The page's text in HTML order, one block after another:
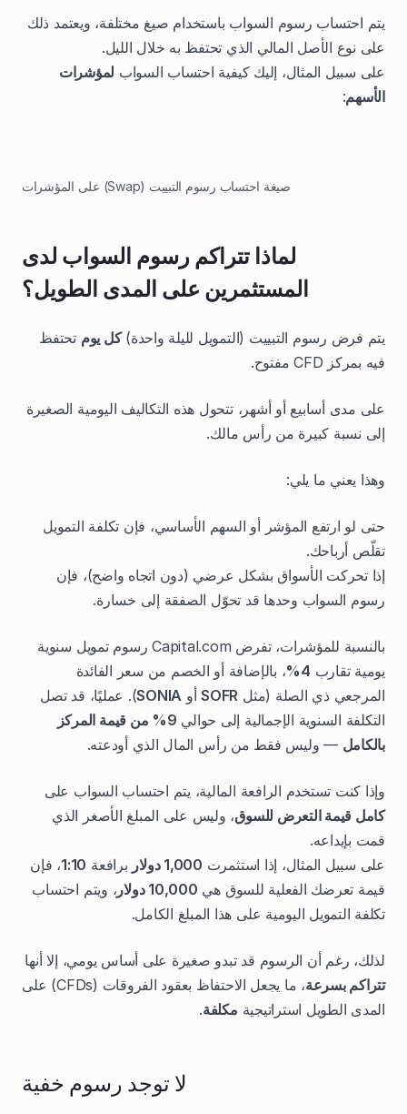
يتم احتساب رسوم السواب باستخدام صيغ مختلفة، ويعتمد ذلك
على نوع الأصل المالي الذي تحتفظ به خلال الليل.
على سبيل المثال، إليك كيفية احتساب السواب لمؤشرات
الأسهم:
صيغة احتساب رسوم التبييت (Swap) على المؤشرات
لماذا تتراكم رسوم السواب لدى
المستثمرين على المدى الطويل؟
يتم فرض رسوم التبييت (التمويل لليلة واحدة)كل يوم تحتفظ
فيه بمركز CFD مفتوح.
على مدى أسابيع أو أشهر، تتحول هذه التكاليف اليومية الصغيرة
إلى نسبة كبيرة من رأس مالك.
وهذا يعني ما يلي:
حتى لو ارتفع المؤشر أو السهم الأساسي، فإن تكلفة التمويل
تقلّص أرباحك.
إذا تحركت الأسواق بشكل عرضي (دون اتجاه واضح)، فإن
رسوم السواب وحدها قد تحوّل الصفقة إلى خسارة.
بالنسبة للمؤشرات، تفرض Capital.com رسوم تمويل سنوية
يومية تقارب 4%
، بالإضافة أو الخصم من سعر الفائدة
المرجعي ذي الصلة (مثل SOFRأو SONIA). عمليًا، قد تصل
التكلفة السنوية الإجمالية إلى حوالي
9% من قيمة المركز
بالكامل — وليس فقط من رأس المال الذي أودعته.
وإذا كنت تستخدم الرافعة المالية، يتم احتساب السواب على
كامل قيمة التعرض للسوق، وليس على المبلغ الأصغر الذي
قمت بإيداعه.
على سبيل المثال، إذا استثمرت 1,000 دولار برافعة 1:10، فإن
قيمة تعرضك الفعلية للسوق هي 10,000 دولار
، ويتم احتساب
تكلفة التمويل اليومية على هذا المبلغ الكامل.
لذلك، رغم أن الرسوم قد تبدو صغيرة على أساس يومي، إلا أنها
تتراكم بسرعة
، ما يجعل الاحتفاظ بعقود الفروقات (CFDs) على
المدى الطويل استراتيجية مكلفة.
لا توجد رسوم خفية